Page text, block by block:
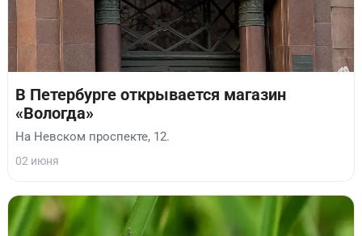
В Петербурге открывается магазин
«Вологда»
На Невском проспекте, 12.
02 июня